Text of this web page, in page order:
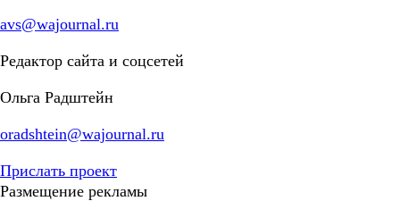
avs@wajournal.ru
Редактор сайта и соцсетей
Ольга Радштейн
oradshtein@wajournal.ru
Прислать проект
Размещение рекламы